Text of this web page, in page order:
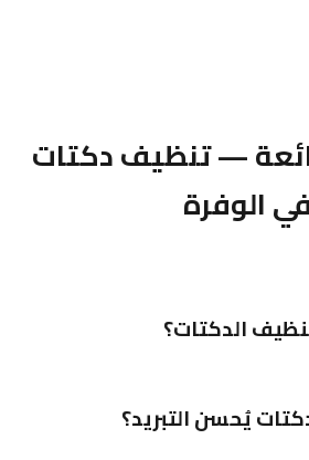
— تنظيف دكتات
في الوفرة
الدكتات؟
للمباني التجارية أو التي
يُحسن التبريد؟